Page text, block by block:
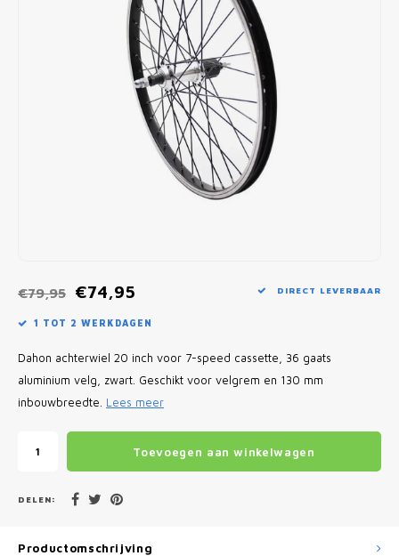
Vouwfietssloten en Beugelsloten
€79,95 €74,95 DIRECT LEVERBAAR
1 TOT 2 WERKDAGEN
Dahon achterwiel 20 inch voor 7-speed cassette, 36 gaats
aluminium velg, zwart. Geschikt voor velgrem en 130 mm
inbouwbreedte. Lees meer
Toevoegen aan winkelwagen
DELEN:
Productomschrijving